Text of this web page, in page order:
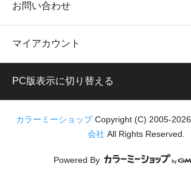
お問い合わせ
マイアカウント
PC版表示に切り替える
カラーミーショップ Copyright (C) 2005-2026
会社 All Rights Reserved.
Powered By